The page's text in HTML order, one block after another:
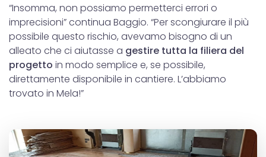
“Insomma, non possiamo permetterci errori o
imprecisioni” continua Baggio. “Per scongiurare il più
possibile questo rischio, avevamo bisogno di un
alleato che ci aiutasse a gestire tutta la filiera del
progetto in modo semplice e, se possibile,
direttamente disponibile in cantiere. L’abbiamo
trovato in Mela!”